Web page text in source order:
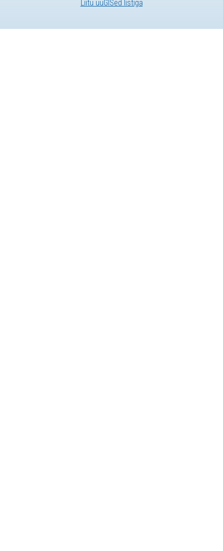
Liitu uuGISed listiga